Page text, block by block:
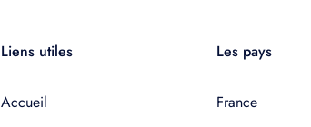
Liens utiles
Accueil
Les pays
France